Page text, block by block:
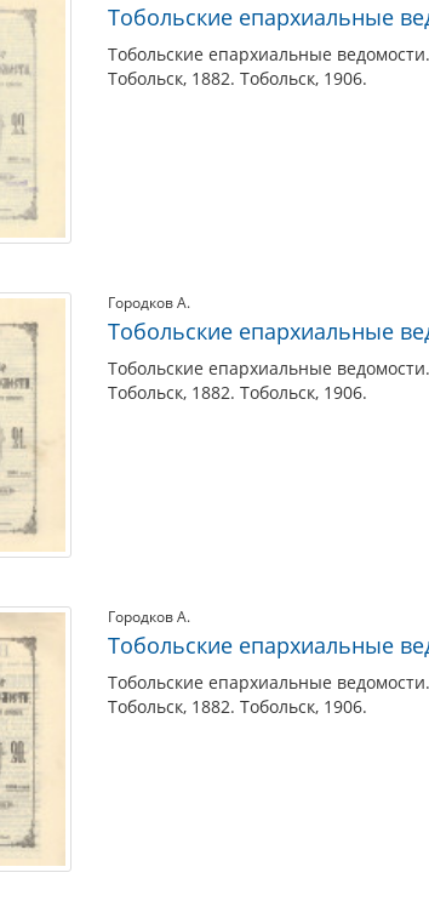
Тобольские епархиальные
Тобольские епархиальные
Тобольск, 1882. Тобольск, 1906.
Городков А.
Тобольские епархиальные
Тобольские епархиальные
Тобольск, 1882. Тобольск, 1906.
Городков А.
Тобольские епархиальные
Тобольские епархиальные
Тобольск, 1882. Тобольск, 1906.